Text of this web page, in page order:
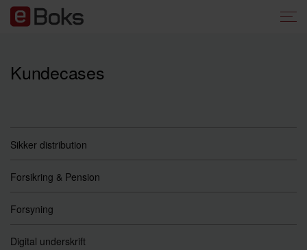
Kundecases
Sikker distribution
Forsikring & Pension
Forsyning
Digital underskrift